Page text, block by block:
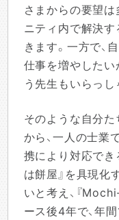
さまからの要望は
ニティ内で解決
きます。一方で、
仕事を増やした
う先生もいらっし
そのような自分
から、一人の士業
携により対応でき
は餅屋』を具現化
いと考え、『
ース後4年で、年